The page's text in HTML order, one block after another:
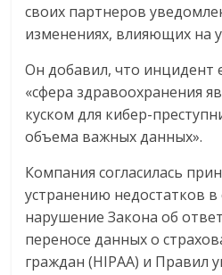
своих партнеров
изменениях, влияющих на
Он добавил, что инцидент
«сфера здравоохранения
куском для кибер-
объема важных данных».
Компания согласилась
устранению недостатков в
нарушение Закона об
переносе данных о
граждан (HIPAA) и Правил